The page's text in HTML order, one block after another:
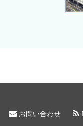
お問い合わせ